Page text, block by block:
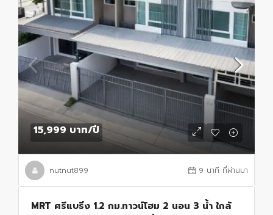
15,999 บาท/ปี
nutnut899 9 นาที ที่ผ่านมา
MRT ศรีแบริ่ง 1.2 กม.ทาวน์โฮม 2 นอน 3 น้ำ ใกล้